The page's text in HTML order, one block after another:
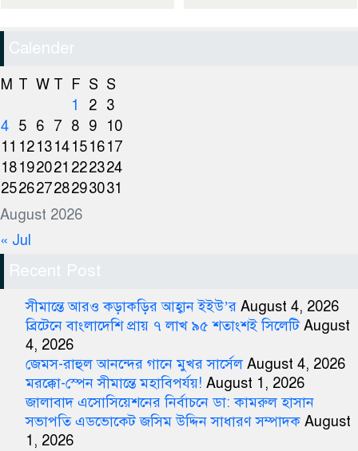
Calender
August 2026
M T W T F S S
1
2 3
4 5 6 7 8 9
10
11 121314151617
18192021 222324
25262728293031
« Jul
Recent Post
সীমান্তে আরও কড়াকড়ির আহ্বান ইইউ’র August 4, 2026
ব্রিটেনে বাংলাদেশি প্রায় ৭ লাখ ৯৫ শতাংশই সিলেটি August
4, 2026
জেমস-রাহুল আনন্দের গানে মুখর সার্সেল August 4, 2026
মরক্কো-স্পেন সীমান্তে মহাবিপর্যয়! August 1, 2026
জালাবাদ এসোসিয়েশনের নির্বাচনে ডা: কামরুল হাসান
সভাপতি এডভোকেট জসিম উদ্দিন সাধারণ সম্পাদক August
1, 2026